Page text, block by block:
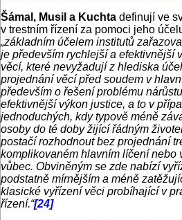
Šámal, Musil a Kuchta definují ve
v trestním řízení za pomoci jeho
„základním účelem institutů
je především rychlejší a efektivnější
věcí, které nevyžadují z hlediska
projednání věcí před soudem v
především o řešení problému
efektivnější výkon justice, a to v
jednoduchých, kdy typově méně
osoby do té doby žijící řádným
postačí rozhodnout bez projednání
komplikovaném hlavním líčení nebo
vůbec. Obviněným se zde nabízí
podstatně mírnějším a méně
klasické vyřízení věci probíhající v
řízení.“[24]